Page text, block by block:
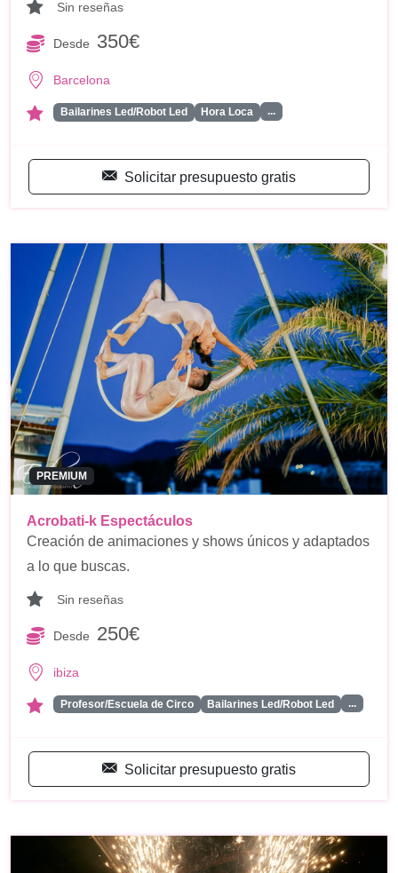
Sin reseñas
Desde 350€
Barcelona
Bailarines Led/Robot Led Hora Loca ...
Solicitar presupuesto gratis
PREMIUM
Acrobati-k Espectáculos
Creación de animaciones y shows únicos y adaptados
a lo que buscas.
Sin reseñas
Desde 250€
ibiza
Profesor/Escuela de Circo Bailarines Led/Robot Led ...
Solicitar presupuesto gratis